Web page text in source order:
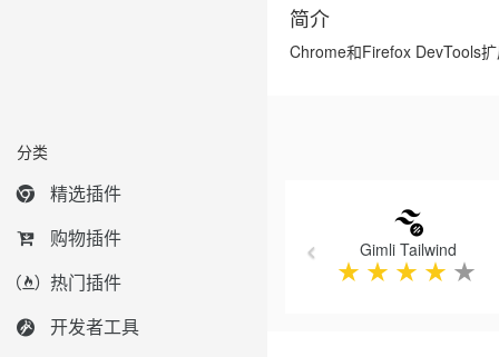
分类
精选插件
购物插件
热门插件
开发者工具
简介
Chrome和Firefox DevTools
Gimli Tailwind
★ ★ ★ ★ ★